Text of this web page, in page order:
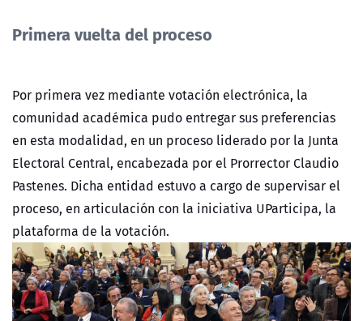
Primera vuelta del proceso
Por primera vez mediante votación electrónica, la
comunidad académica pudo entregar sus preferencias
en esta modalidad, en un proceso liderado por la Junta
Electoral Central, encabezada por el Prorrector Claudio
Pastenes. Dicha entidad estuvo a cargo de supervisar el
proceso, en articulación con la iniciativa UParticipa, la
plataforma de la votación.